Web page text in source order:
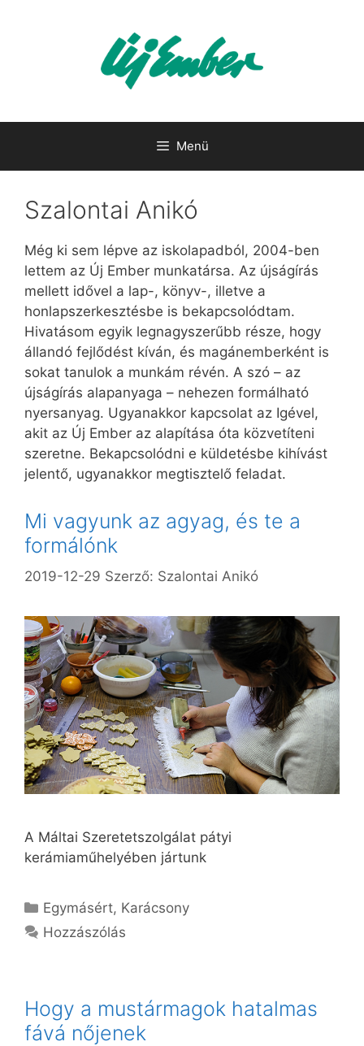
Menü
Szalontai Anikó
Még ki sem lépve az iskolapadból, 2004-ben
lettem az Új Ember munkatársa. Az újságírás
mellett idővel a lap-, könyv-, illetve a
honlapszerkesztésbe is bekapcsolódtam.
Hivatásom egyik legnagyszerűbb része, hogy
állandó fejlődést kíván, és magánemberként is
sokat tanulok a munkám révén. A szó – az
újságírás alapanyaga – nehezen formálható
nyersanyag. Ugyanakkor kapcsolat az Igével,
akit az Új Ember az alapítása óta közvetíteni
szeretne. Bekapcsolódni e küldetésbe kihívást
jelentő, ugyanakkor megtisztelő feladat.
Mi vagyunk az agyag, és te a
formálónk
2019-12-29 Szerző: Szalontai Anikó
A Máltai Szeretetszolgálat pátyi
kerámiaműhelyében jártunk
Kategória
Egymásért, Karácsony
Hozzászólás
Hogy a mustármagok hatalmas
fává nőjenek